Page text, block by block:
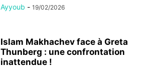
Ayyoub - 19/02/2026
Islam Makhachev face à Greta
Thunberg : une confrontation
inattendue !